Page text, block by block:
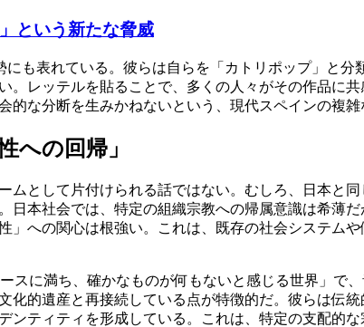
という新たな脅威
も表れている。彼らは自らを「カトリポップ」と
。レッテルを貼ることで、多くの人々がその作品に
な分断を生みかねないという、現代スペインの複雑
への回帰」
として片付けられる話ではない。むしろ、日本と
本社会では、特定の組織宗教への帰属意識は希薄
への関心は根強い。これは、既存の社会システム
スに満ち、確かなものが何もないと感じる世界」で
的遺産と再接続している点が特徴的だ。彼らは伝
ティティを形成している。これは、特定の支配的